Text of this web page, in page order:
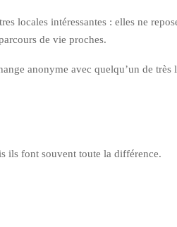
locales intéressantes : elles ne
de vie proches.
anonyme avec quelqu’un de très
ils font souvent toute la différence.